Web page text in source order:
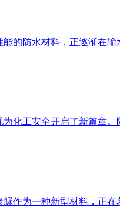
的防水材料，正逐渐在
化工安全开启了新篇章
作为一种新型材料，正